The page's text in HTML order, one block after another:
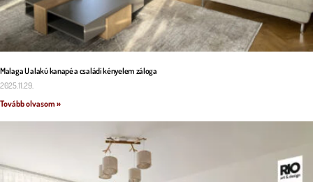
Malaga U alakú kanapé a családi kényelem záloga
2025.11.29.
Tovább olvasom »